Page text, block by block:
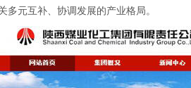
多元互补、协调发展的产业格局。